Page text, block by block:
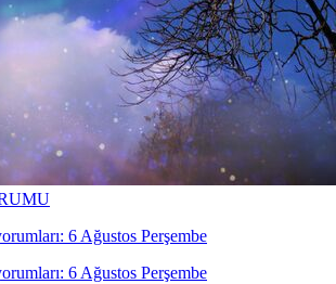
6 Ağustos Perşembe
6 Ağustos Perşembe